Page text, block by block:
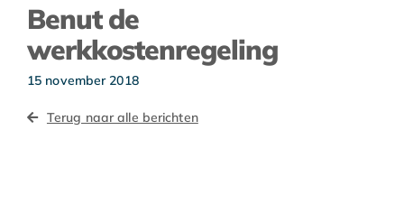
Benut de
werkkostenregeling
15 november 2018
Terug naar alle berichten